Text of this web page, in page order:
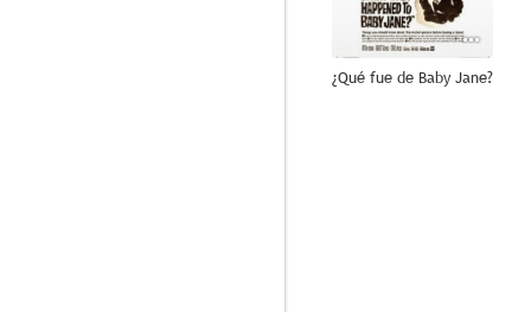
¿Qué fue de Baby Jane?